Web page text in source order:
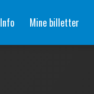
Info Mine billetter